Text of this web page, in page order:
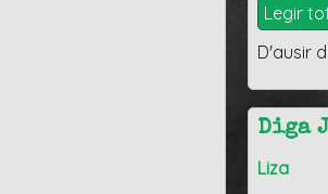
Legir
D'ausir
Diga
Liza